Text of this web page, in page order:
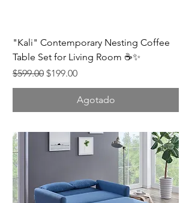
"Kali" Contemporary Nesting Coffee
Table Set for Living Room ☕✨
Precio
$599.00 Precio de oferta
$199.00
Agotado